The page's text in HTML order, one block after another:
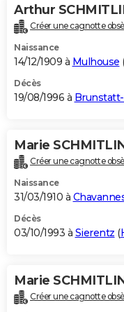
Arthur
Créer une cagnotte
Naissance
14/12/1909 à Mulhouse
Décès
19/08/1996 à
Marie
Créer une cagnotte
Naissance
31/03/1910 à
Décès
03/10/1993 à Sierentz (
Marie
Créer une cagnotte